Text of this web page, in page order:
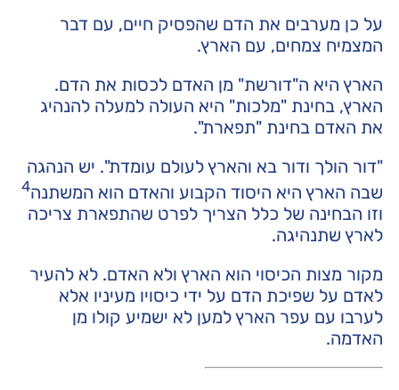
על כן מערבים את הדם שהפסיק חיים, עם דבר
המצמיח צמחים, עם הארץ.
הארץ היא ה"דורשת" מן האדם לכסות את הדם.
הארץ, בחינת "מלכות" היא העולה למעלה להנהיג
את האדם בחינת "תפארת".
"דור הולך ודור בא והארץ לעולם עומדת". יש הנהגה
שבה הארץ היא היסוד הקבוע והאדם הוא המשתנה4
וזו הבחינה של כלל הצריך לפרט שהתפארת צריכה
לארץ שתנהיגה.
מקור מצות הכיסוי הוא הארץ ולא האדם. לא להעיר
לאדם על שפיכת הדם על ידי כיסויו מעיניו אלא
לערבו עם עפר הארץ למען לא ישמיע קולו מן
האדמה.